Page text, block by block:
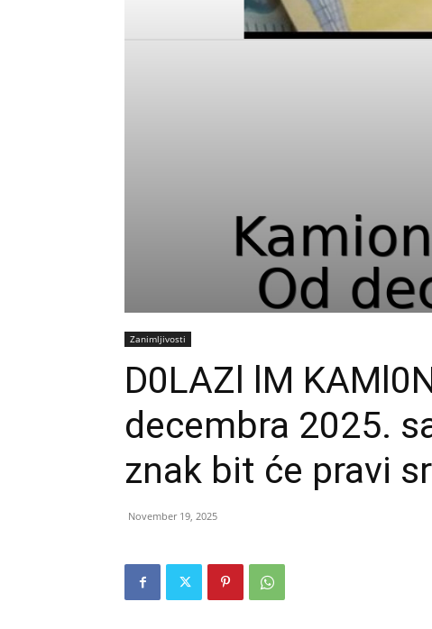
Zanimljivosti
D0LAZl lM
decembra 2025.
znak bit će pravi
November 19, 2025